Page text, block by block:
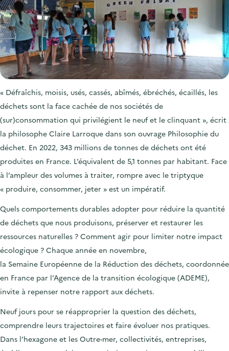
i
p
a
l
e
l
« Défraîchis, moisis, usés, cassés, abîmés, ébréchés, écaillés, les
déchets sont la face cachée de nos sociétés de
(sur)consommation qui privilégient le neuf et le clinquant », écrit
la philosophe Claire Larroque dans son ouvrage Philosophie du
déchet. En 2022, 343 millions de tonnes de déchets ont été
produites en France. L’équivalent de 5,1 tonnes par habitant. Face
à l’ampleur des volumes à traiter, rompre avec le triptyque
« produire, consommer, jeter » est un impératif.
Quels comportements durables adopter pour réduire la quantité
de déchets que nous produisons, préserver et restaurer les
ressources naturelles ? Comment agir pour limiter notre impact
écologique ? Chaque année en novembre,
la Semaine Européenne de la Réduction des déchets, coordonnée
en France par l’Agence de la transition écologique (ADEME),
invite à repenser notre rapport aux déchets.
Neuf jours pour se réapproprier la question des déchets,
comprendre leurs trajectoires et faire évoluer nos pratiques.
Dans l’hexagone et les Outre-mer, collectivités, entreprises,